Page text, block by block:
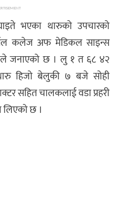
भएका थारुको उपचारको
कलेज अफ मेडिकल साइन्स
जनाएको छ । लु १ त ६८ ४२
हिजो बेलुकी ७ बजे सोही
सहित चालकलाई वडा प्रहरी
लिएको छ ।